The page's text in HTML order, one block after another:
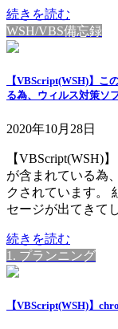
続きを読む
WSH/VBS備忘録
【VBScript(WSH)】こ
る為、ウィルス対策ソ
2020年10月28日
【VBScript(WSH)
が含まれている為
クされています。
セージが出てきて
続きを読む
1. プランニング
【VBScript(WSH)】